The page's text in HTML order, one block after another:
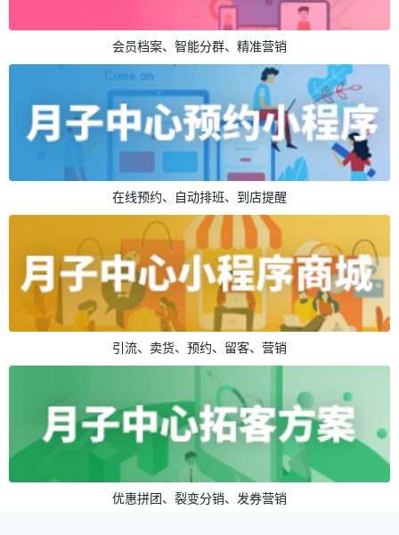
会员档案、智能分群、精准营销
在线预约、自动排班、到店提醒
引流、卖货、预约、留客、营销
优惠拼团、裂变分销、发券营销